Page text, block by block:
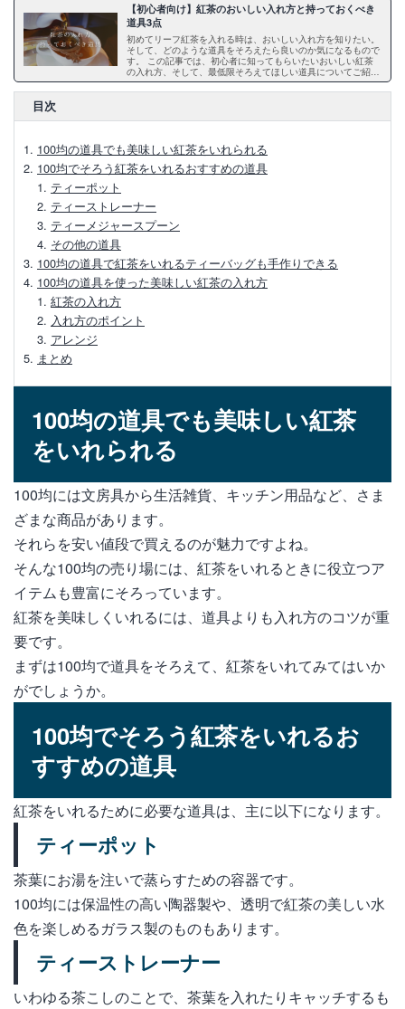
直火可能なティーポットのメリットや選び
方、お手入れ方法を解説
方、お手入れ方法
美味しい紅茶を入れるためのティーポット
ティーポットとティーバッグでおいしい紅
っておくべき道具3点
【初心者向け】紅茶のおいしい入れ方と持っておくべき
道具3点
初めてリーフ紅茶を入れる時は、おいしい入れ方を知りたい。
そして、どのような道具をそろえたら良いのか気になるもので
す。 この記事では、初心者に知ってもらいたいおいしい紅茶
の入れ方、そして、最低限そろえてほしい道具についてご紹介
します。 また、ティーバッグをワンランクアップさせる紅茶
の入れ方もお伝えしますので、ぜひ一度ご覧ください。
目次
100均の道具でも美味しい紅茶をいれられる
100均でそろう紅茶をいれるおすすめの道具
ティーポット
ティーストレーナー
ティーメジャースプーン
その他の道具
100均の道具で紅茶をいれるティーバッグも手作りできる
100均の道具を使った美味しい紅茶の入れ方
紅茶の入れ方
入れ方のポイント
アレンジ
まとめ
100均の道具でも美味しい紅茶
をいれられる
100均には文房具から生活雑貨、キッチン用品など、さま
ざまな商品があります。
それらを安い値段で買えるのが魅力ですよね。
そんな100均の売り場には、紅茶をいれるときに役立つア
イテムも豊富にそろっています。
紅茶を美味しくいれるには、道具よりも入れ方のコツが重
要です。
まずは100均で道具をそろえて、紅茶をいれてみてはいか
がでしょうか。
100均でそろう紅茶をいれるお
すすめの道具
紅茶をいれるために必要な道具は、主に以下になります。
ティーポット
茶葉にお湯を注いで蒸らすための容器です。
100均には保温性の高い陶器製や、透明で紅茶の美しい水
色を楽しめるガラス製のものもあります。
ティーストレーナー
いわゆる茶こしのことで、茶葉を入れたりキャッチするも